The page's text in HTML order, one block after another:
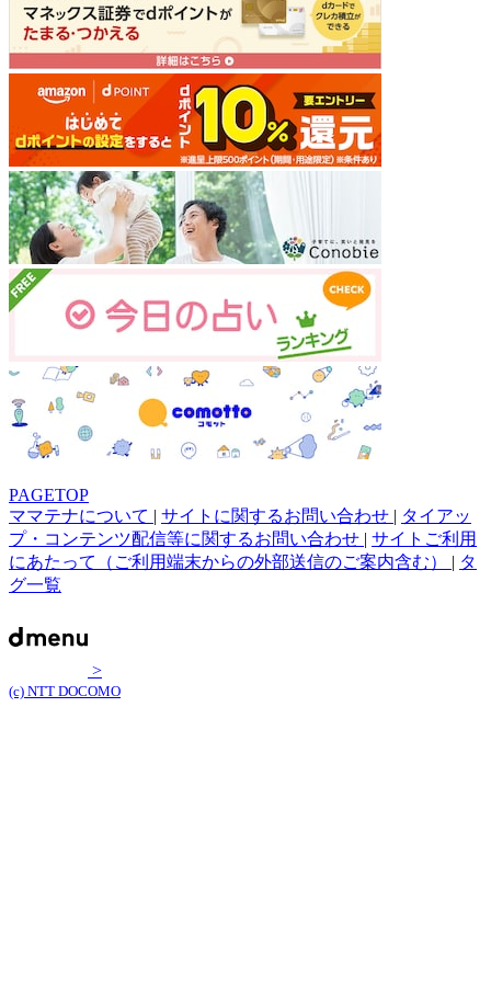
PAGETOP
ママテナについて | サイトに関するお問い合わせ | タイアッ
プ・コンテンツ配信等に関するお問い合わせ | サイトご利用
にあたって（ご利用端末からの外部送信のご案内含む） | タ
グ一覧
>
(c) NTT DOCOMO